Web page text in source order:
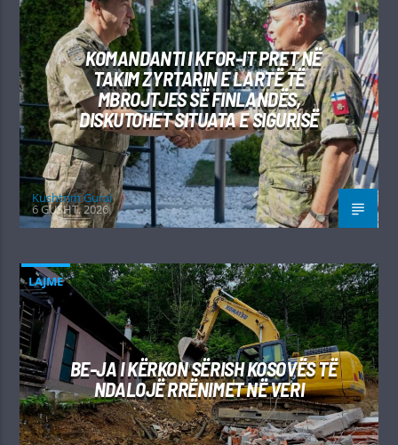
KOMANDANTI I KFOR-IT PRET NË
TAKIM ZYRTARIN E LARTË TË
MBROJTJES SË FINLANDËS,
DISKUTOHET SITUATA E SIGURISË
Kushtrim Guraj
6 GUSHT, 2026
LAJME
BE-JA I KËRKON SËRISH KOSOVËS TË
NDALOJË RRËNIMET NË VERI